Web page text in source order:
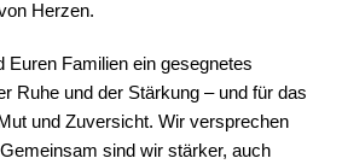
Herzen.
Euren Familien ein gesegnetes
Ruhe und der Stärkung – und für das
und Zuversicht. Wir versprechen
sind wir stärker, auch